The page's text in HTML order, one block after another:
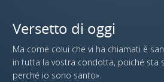
Versetto di oggi
Ma come colui che vi ha chiamati è
in tutta la vostra condotta, poiché sta
perché io sono santo».